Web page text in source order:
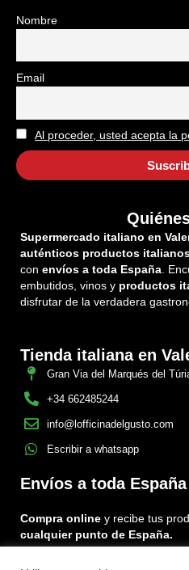
Nombre
Email
Al proceder, usted acepta la
Supermercado italiano en
auténticos productos
con envíos a toda España .
embutidos, vinos y productos
disfrutar de la verdadera
Tienda italiana en
Gran Via del Marqués del
+34 662485244
info@lofficinadelgusto.com
Escribir a whatsapp
Envíos a toda España
Compra online y recibe tus
cualquier punto de España.